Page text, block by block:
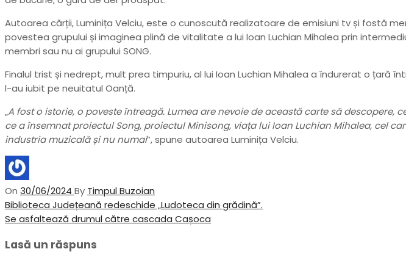
Autoarea cărții, Luminița Velciu, este o cunoscută realizatoare de emisiuni tv și fostă
povestea grupului și imaginea plină de vitalitate a lui Ioan Luchian Mihalea prin
membri sau nu ai grupului SONG.
Finalul trist și nedrept, mult prea timpuriu, al lui Ioan Luchian Mihalea a îndurerat o țară
l-au iubit pe neuitatul Oanță.
„A fost o istorie, o poveste întreagă. Lumea are nevoie de această carte să
ce a însemnat proiectul Song, proiectul Minisong, viața lui Ioan Luchian Mihalea, cel
industria muzicală și nu numai”, spune autoarea Luminița Velciu.
On 30/06/2024 By Timpul Buzoian
Navigare
în
articole
Previous
Post
Biblioteca Județeană redeschide „Ludoteca din grădină”.
Next
Se asfaltează drumul către cascada Cașoca
Lasă un răspuns